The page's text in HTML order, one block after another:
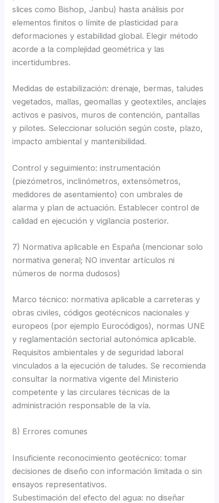
slices como Bishop, Janbu) hasta análisis por
elementos finitos o límite de plasticidad para
deformaciones y estabilidad global. Elegir método
acorde a la complejidad geométrica y las
incertidumbres.
Medidas de estabilización: drenaje, bermas, taludes
vegetados, mallas, geomallas y geotextiles, anclajes
activos e pasivos, muros de contención, pantallas
y pilotes. Seleccionar solución según coste, plazo,
impacto ambiental y mantenibilidad.
Control y seguimiento: instrumentación
(piezómetros, inclinómetros, extensómetros,
medidores de asentamiento) con umbrales de
alarma y plan de actuación. Establecer control de
calidad en ejecución y vigilancia posterior.
7) Normativa aplicable en España (mencionar solo
normativa general; NO inventar artículos ni
números de norma dudosos)
Marco técnico: normativa aplicable a carreteras y
obras civiles, códigos geotécnicos nacionales y
europeos (por ejemplo Eurocódigos), normas UNE
y reglamentación sectorial autonómica aplicable.
Requisitos ambientales y de seguridad laboral
vinculados a la ejecución de taludes. Se recomienda
consultar la normativa vigente del Ministerio
competente y las circulares técnicas de la
administración responsable de la vía.
8) Errores comunes
Insuficiente reconocimiento geotécnico: tomar
decisiones de diseño con información limitada o sin
ensayos representativos.
Subestimación del efecto del agua: no diseñar